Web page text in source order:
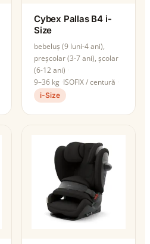
Cybex Pallas B4 i-
Size
bebeluș (9 luni-4 ani),
preșcolar (3-7 ani), școlar
(6-12 ani)
9–36 kg ISOFIX / centură
i-Size